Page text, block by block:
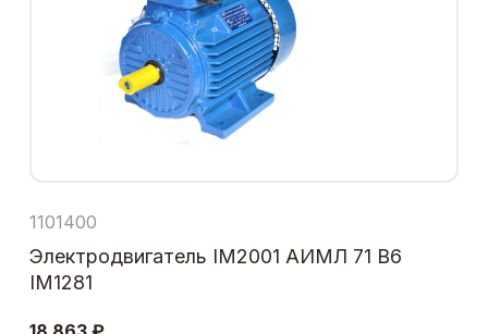
1101400
Электродвигатель IM2001 АИМЛ 71 В6
IM1281